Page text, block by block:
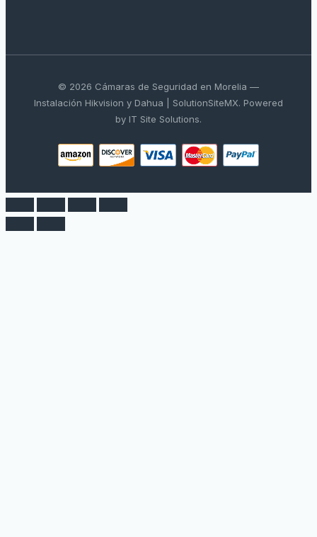
© 2026 Cámaras de Seguridad en Morelia —
Instalación Hikvision y Dahua | SolutionSiteMX. Powered
by IT Site Solutions.